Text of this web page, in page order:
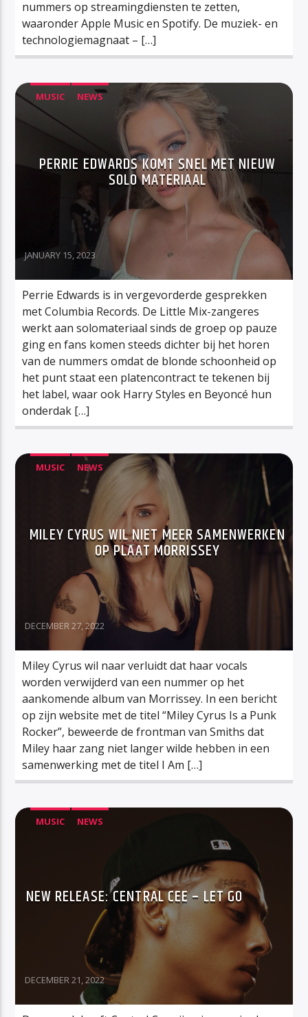
nummers op streamingdiensten te zetten,
waaronder Apple Music en Spotify. De muziek- en
technologiemagnaat – […]
MUSIC NEWS
PERRIE EDWARDS KOMT SNEL MET NIEUW
SOLO MATERIAAL
JANUARY 15, 2023
Perrie Edwards is in vergevorderde gesprekken
met Columbia Records. De Little Mix-zangeres
werkt aan solomateriaal sinds de groep op pauze
ging en fans komen steeds dichter bij het horen
van de nummers omdat de blonde schoonheid op
het punt staat een platencontract te tekenen bij
het label, waar ook Harry Styles en Beyoncé hun
onderdak […]
MUSIC NEWS
MILEY CYRUS WIL NIET MEER SAMENWERKEN
OP PLAAT MORRISSEY
DECEMBER 27, 2022
Miley Cyrus wil naar verluidt dat haar vocals
worden verwijderd van een nummer op het
aankomende album van Morrissey. In een bericht
op zijn website met de titel “Miley Cyrus Is a Punk
Rocker”, beweerde de frontman van Smiths dat
Miley haar zang niet langer wilde hebben in een
samenwerking met de titel I Am […]
MUSIC NEWS
NEW RELEASE: CENTRAL CEE – LET GO
DECEMBER 21, 2022